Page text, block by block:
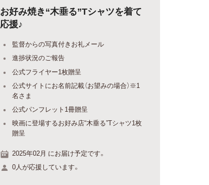
お好み焼き“木垂る”Tシャツを着て
応援♪
監督からの写真付きお礼メール
進捗状況のご報告
公式フライヤー1枚贈呈
公式サイトにお名前記載（お望みの場合）※1
名さま
公式パンフレット1冊贈呈
映画に登場するお好み店“木垂る”Tシャツ1枚
贈呈
2025年02月 にお届け予定です。
0人が応援しています。